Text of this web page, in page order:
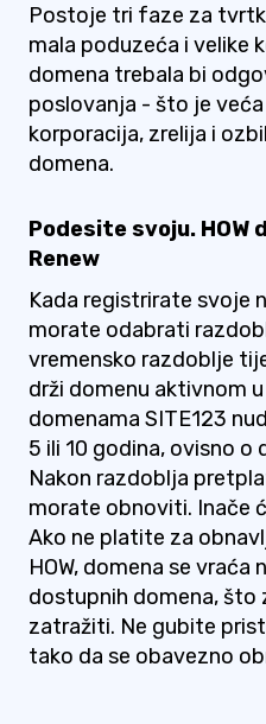
Postoje tri faze za
mala poduzeća i velike
domena trebala bi
poslovanja - što je
korporacija, zrelija i
domena.
Podesite svoju. HOW
Renew
Kada registrirate svoje
morate odabrati
vremensko razdoblje
drži domenu aktivnom u
domenama SITE123
5 ili 10 godina, ovisno o
Nakon razdoblja
morate obnoviti. Inače
Ako ne platite za
HOW, domena se
dostupnih domena, što
zatražiti. Ne gubite
tako da se obavezno